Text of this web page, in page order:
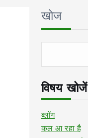
खोज
विषय खोजें
ब्लॉग
कल आ रहा है